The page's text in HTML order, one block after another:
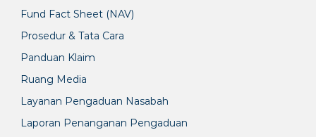
Fund Fact Sheet (NAV)
Prosedur & Tata Cara
Panduan Klaim
Ruang Media
Layanan Pengaduan Nasabah
Laporan Penanganan Pengaduan